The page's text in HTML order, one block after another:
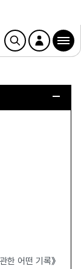
한 어떤 기록》